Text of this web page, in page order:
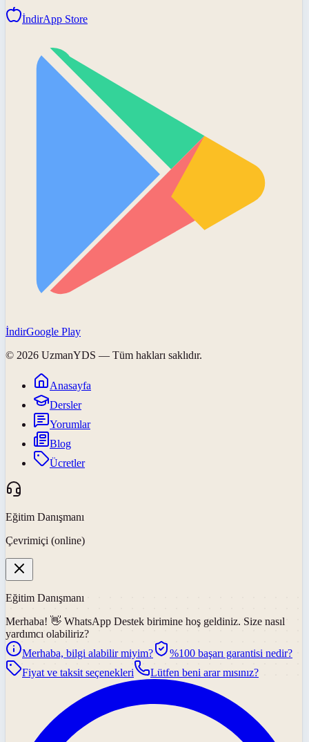
İndirApp Store
İndirGoogle Play
© 2026 UzmanYDS — Tüm hakları saklıdır.
Anasayfa
Dersler
Yorumlar
Blog
Ücretler
Eğitim Danışmanı
Çevrimiçi (online)
Eğitim Danışmanı
Merhaba! 👋 WhatsApp Destek birimine hoş geldiniz. Size nasıl
yardımcı olabiliriz?
Merhaba, bilgi alabilir miyim?
%100 başarı garantisi nedir?
Fiyat ve taksit seçenekleri
Lütfen beni arar mısınız?